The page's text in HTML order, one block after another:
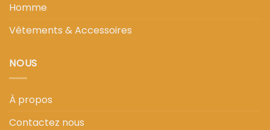
Homme
Vêtements & Accessoires
NOUS
À propos
Contactez nous